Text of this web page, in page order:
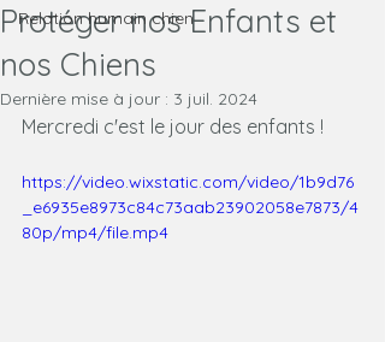
Relation humain chien
Protéger nos Enfants et
nos Chiens
Dernière mise à jour : 3 juil. 2024
Mercredi c'est le jour des enfants !
https://video.wixstatic.com/video/1b9d76
_e6935e8973c84c73aab23902058e7873/4
80p/mp4/file.mp4